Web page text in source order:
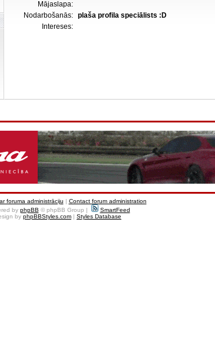
Mājaslapa:
Nodarbošanās: plaša profila speciālists :D
Intereses:
foruma administrāciju | Contact forum administration
by phpBB © phpBB Group |
SmartFeed
by phpBBStyles.com | Styles Database